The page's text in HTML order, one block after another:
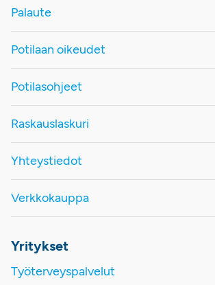
Palaute
Potilaan oikeudet
Potilasohjeet
Raskauslaskuri
Yhteystiedot
Verkkokauppa
Yritykset
Työterveyspalvelut